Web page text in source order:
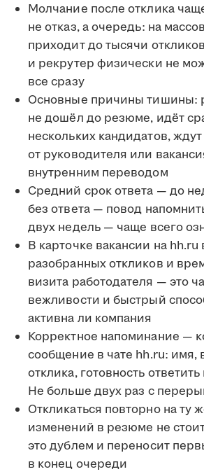
Молчание после отклика
не отказ, а очередь: на
приходит до тысячи
и рекрутер физически не
все сразу
Основные причины тишины:
не дошёл до резюме, идёт
нескольких кандидатов, ждут
от руководителя или
внутренним переводом
Средний срок ответа — до
без ответа — повод
двух недель — чаще всего
В карточке вакансии на
разобранных откликов и
визита работодателя — это
вежливости и быстрый
активна ли компания
Корректное напоминание —
сообщение в чате hh.ru: имя,
отклика, готовность
Не больше двух раз с
Откликаться повторно на ту
изменений в резюме не
это дублем и переносит
в конец очереди